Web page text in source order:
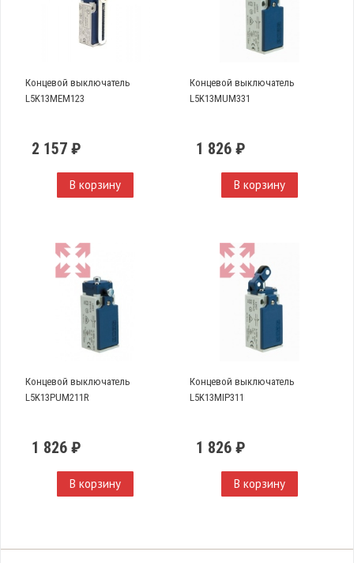
Концевой выключатель
L5K13MEM123
2 157 ₽
В корзину
Концевой выключатель
L5K13MUM331
1 826 ₽
В корзину
Концевой выключатель
L5K13PUM211R
1 826 ₽
В корзину
Концевой выключатель
L5K13MIP311
1 826 ₽
В корзину